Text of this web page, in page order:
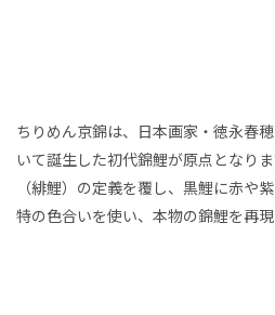
ちりめん京錦は、日本画家・徳永春
いて誕生した初代錦鯉が原点となり
（緋鯉）の定義を覆し、黒鯉に赤や
特の色合いを使い、本物の錦鯉を再現